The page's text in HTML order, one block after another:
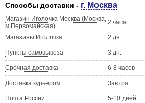
Способы доставки - г. Москва
Магазин Иголочка Москва (Москва,
м.Первомайская)
2 часа
Магазины Иголочка 2 дн.
Пункты самовывоза 3 дн.
Срочная доставка 6-8 часов
Доставка курьером Завтра
Почта России 5-10 дней